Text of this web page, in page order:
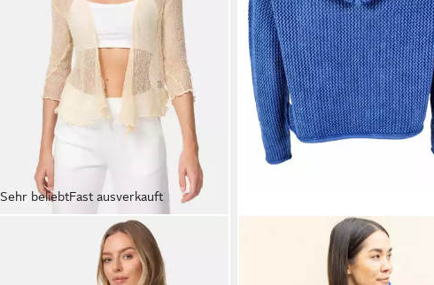
Sehr beliebtFast ausverkauft
Bolero IKA01 (Sommerlicher
angenehm leichter Damen Bolero mit
Strickjacke offen BlancaC mit
Kapuze, aufgesetzten Taschen &